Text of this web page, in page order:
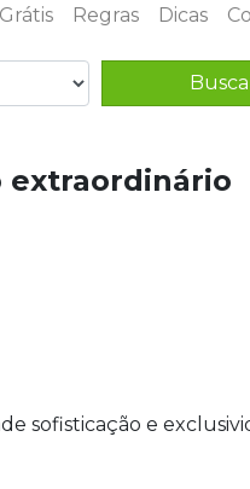
Regras Dicas
extraordinário
sofisticação e